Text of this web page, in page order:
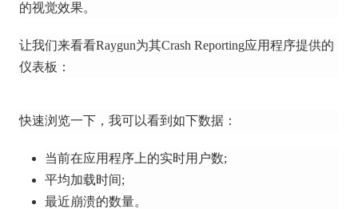
的视觉效果。
让我们来看看Raygun为其Crash Reporting应用程序提供的
仪表板：
快速浏览一下，我可以看到如下数据：
当前在应用程序上的实时用户数;
平均加载时间;
最近崩溃的数量。